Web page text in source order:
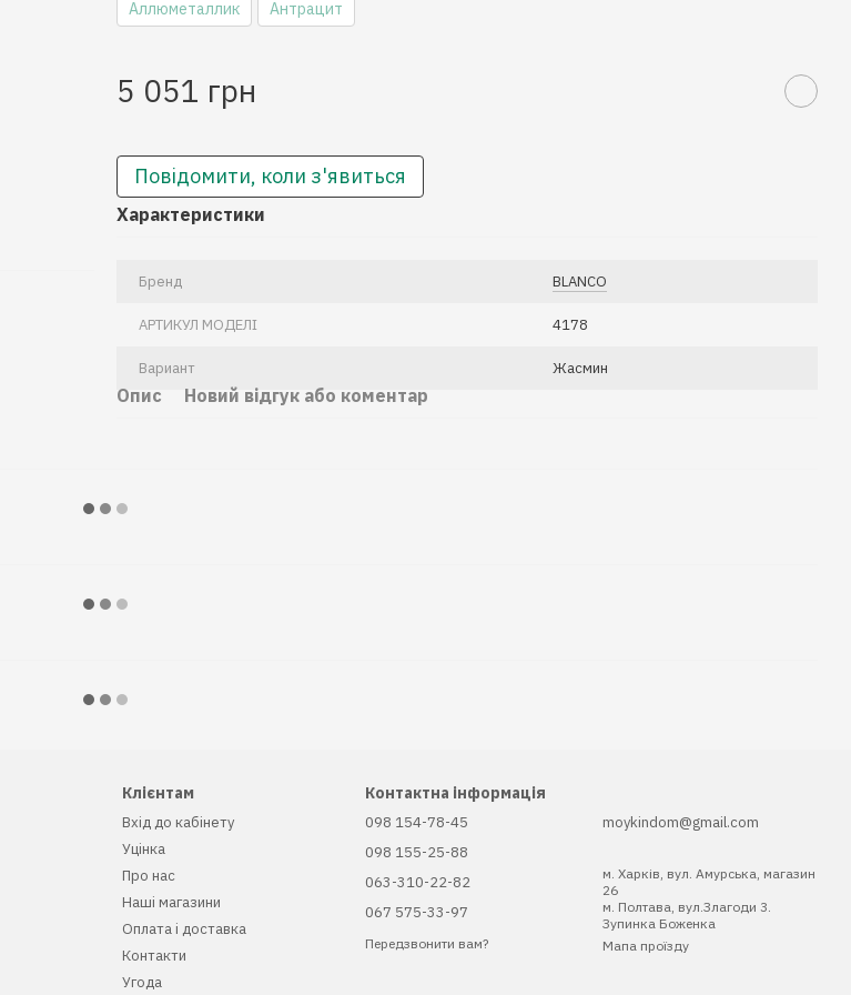
Аллюметаллик Антрацит
5 051 грн
Повідомити, коли з'явиться
Характеристики
Бренд BLANCO
АРТИКУЛ МОДЕЛІ 4178
Вариант Жасмин
Опис Новий відгук або коментар
Клієнтам
Вхід до кабінету
Уцінка
Про нас
Наші магазини
Оплата і доставка
Контакти
Угода
Контактна інформація
098 154-78-45
098 155-25-88
063-310-22-82
067 575-33-97
Передзвонити вам?
moykindom@gmail.com
м. Харків, вул. Амурська, магазин
26
м. Полтава, вул.Злагоди 3.
Зупинка Боженка
Мапа проїзду